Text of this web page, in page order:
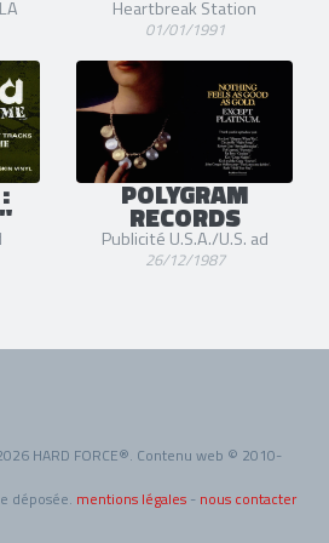
(studio)) [1994-1994]
[1990-1990]
[1990-1990]
et Choeurs) [1983-1985]
Heartbreak Station
01/01/1991
POLYGRAM
RECORDS
Publicité U.S.A./U.S. ad
26/12/1987
HARD FORCE®. Contenu web © 2010-
déposée. mentions légales - nous contacter